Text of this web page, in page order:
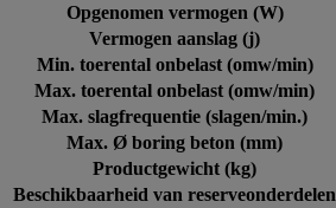
Opgenomen vermogen (W)
Vermogen aanslag (j)
Min. toerental onbelast (omw/min)
Max. toerental onbelast (omw/min)
Max. slagfrequentie (slagen/min.)
Max. Ø boring beton (mm)
Productgewicht (kg)
Beschikbaarheid van reserveonderdelen